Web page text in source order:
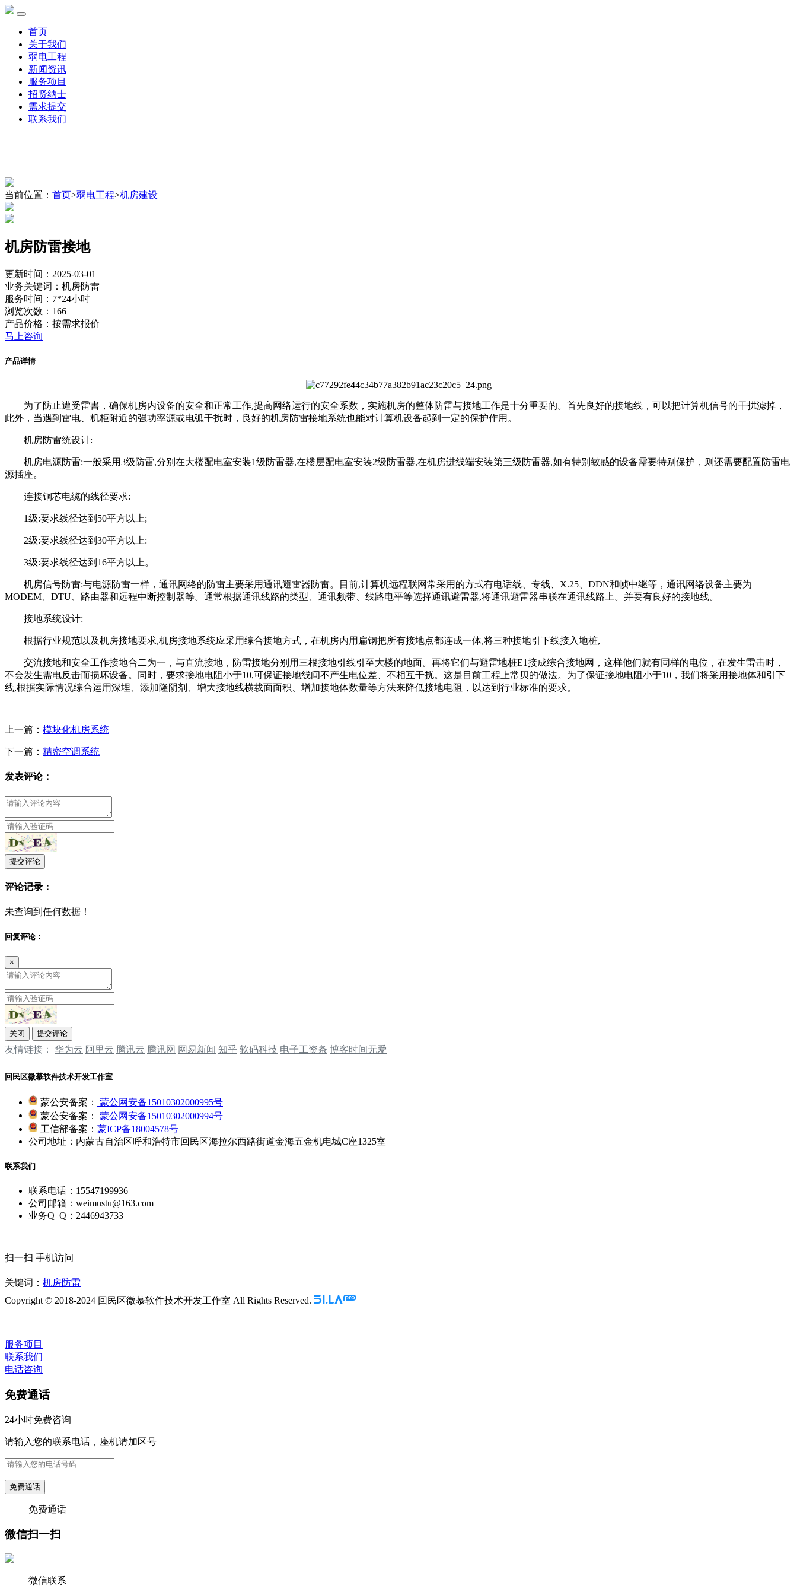
首页
关于我们
弱电工程
新闻资讯
服务项目
招贤纳士
需求提交
联系我们
当前位置： 首页>弱电工程>机房建设
机房防雷接地
更新时间：2025-03-01
业务关键词：机房防雷
服务时间：7*24小时
浏览次数：166
产品价格：按需求报价
马上咨询
产品详情
为了防止遭受雷書，确保机房内设备的安全和正常工作,提高网络运行的安全系数，实施机房的整体防雷与接地工作是十分重要的。首先良好的接地线，可以把计算机信号的干扰滤掉，
此外，当遇到雷电、机柜附近的强功率源或电弧干扰时，良好的机房防雷接地系统也能对计算机设备起到一定的保护作用。
机房防雷统设计:
机房电源防雷:一般采用3级防雷,分别在大楼配电室安装1级防雷器,在楼层配电室安装2级防雷器,在机房进线端安装第三级防雷器,如有特别敏感的设备需要特别保护，则还需要配置防雷电
源插座。
连接铜芯电缆的线径要求:
1级:要求线径达到50平方以上;
2级:要求线径达到30平方以上:
3级:要求线径达到16平方以上。
机房信号防雷:与电源防雷一样，通讯网络的防雷主要采用通讯避雷器防雷。目前,计算机远程联网常采用的方式有电话线、专线、X.25、DDN和帧中继等，通讯网络设备主要为
MODEM、DTU、路由器和远程中断控制器等。通常根据通讯线路的类型、通讯频带、线路电平等选择通讯避雷器,将通讯避雷器串联在通讯线路上。并要有良好的接地线。
接地系统设计:
根据行业规范以及机房接地要求,机房接地系统应采用综合接地方式，在机房内用扁钢把所有接地点都连成一体,将三种接地引下线接入地桩,
交流接地和安全工作接地合二为一，与直流接地，防雷接地分别用三根接地引线引至大楼的地面。再将它们与避雷地桩E1接成综合接地网，这样他们就有同样的电位，在发生雷击时，
不会发生需电反击而损坏设备。同时，要求接地电阻小于10,可保证接地线间不产生电位差、不相互干扰。这是目前工程上常贝的做法。为了保证接地电阻小于10，我们将采用接地体和引下
线,根据实际情况综合运用深埋、添加隆阴剂、增大接地线横载面面积、增加接地体数量等方法来降低接地电阻，以达到行业标准的要求。
上一篇： 模块化机房系统
下一篇： 精密空调系统
发表评论：
提交评论
评论记录：
未查询到任何数据！
回复评论：
×
关闭 提交评论
友情链接： 华为云 阿里云 腾讯云 ‌‌腾讯网 ‌‌网易新闻 ‌‌知乎 软码科技 电子工资条 博客时间无爱
回民区微慕软件技术开发工作室
蒙公安备案：
蒙公网安备15010302000995号
蒙公安备案：
蒙公网安备15010302000994号
工信部备案： 蒙ICP备18004578号
公司地址：内蒙古自治区呼和浩特市回民区海拉尔西路街道金海五金机电城C座1325室
联系我们
联系电话：15547199936
公司邮箱：weimustu@163.com
业务Q Q：2446943733
扫一扫 手机访问
关键词： 机房防雷
Copyright © 2018-2024 回民区微慕软件技术开发工作室 All Rights Reserved.
服务项目
联系我们
电话咨询
免费通话
24小时免费咨询
请输入您的联系电话，座机请加区号
免费通话
免费通话
微信扫一扫
微信联系